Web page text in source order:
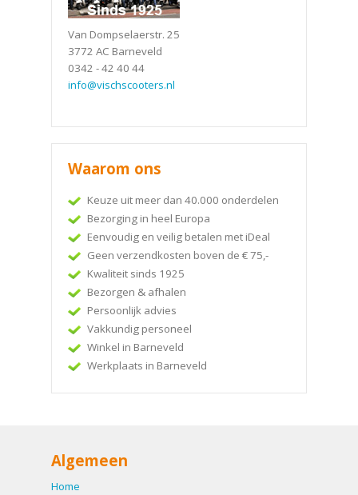
Van Dompselaerstr. 25
3772 AC Barneveld
0342 - 42 40 44
info@vischscooters.nl
Waarom ons
Keuze uit meer dan 40.000 onderdelen
Bezorging in heel Europa
Eenvoudig en veilig betalen met iDeal
Geen verzendkosten boven de € 75,-
Kwaliteit sinds 1925
Bezorgen & afhalen
Persoonlijk advies
Vakkundig personeel
Winkel in Barneveld
Werkplaats in Barneveld
Algemeen
Home